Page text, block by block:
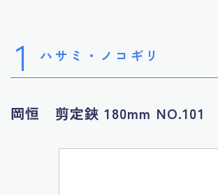
1 ハサミ・ノコギリ
岡恒 剪定鋏 180mm NO.101